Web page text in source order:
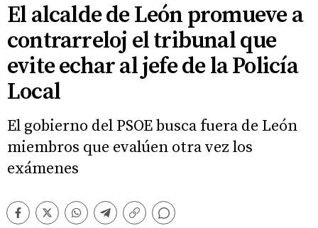
El alcalde de León promueve a
contrarreloj el tribunal que
evite echar al jefe de la Policía
Local
El gobierno del PSOE busca fuera de León
miembros que evalúen otra vez los
exámenes
Facebook
TwitterWhatsappTelegram
Copiar
Comentarios